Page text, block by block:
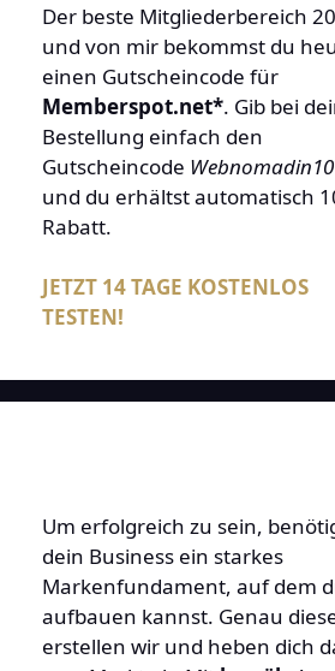
Der beste Mitgliederbereich
und von mir bekommst du
einen Gutscheincode für
Memberspot.net*. Gib bei
Bestellung einfach den
Gutscheincode Webnomadin10
und du erhältst automatisch
Rabatt.
JETZT 14 TAGE KOSTENLOS
TESTEN!
Um erfolgreich zu sein,
dein Business ein starkes
Markenfundament, auf dem
aufbauen kannst. Genau
erstellen wir und heben dich